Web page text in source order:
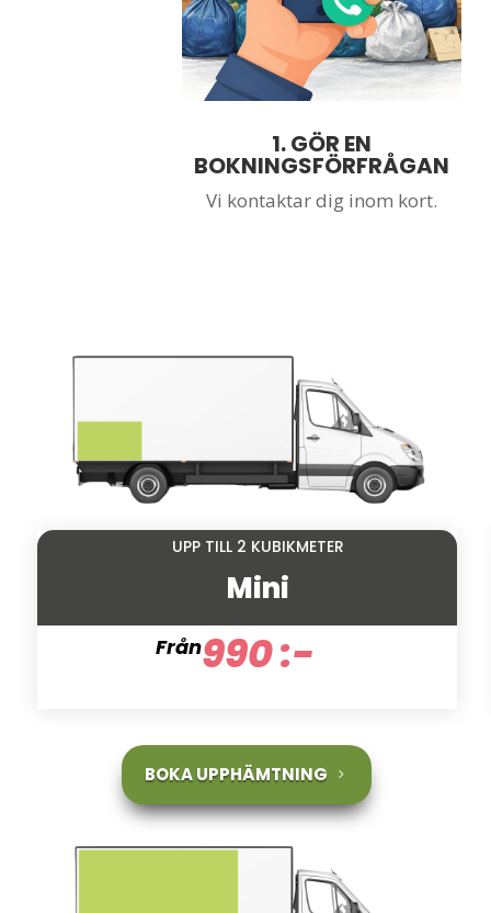
1.GÖR EN
BOKNINGSFÖRFRÅGAN
Vi kontaktar dig inom kort.
UPP TILL 2 KUBIKMETER
Mini
Från990 :-
BOKA UPPHÄMTNING